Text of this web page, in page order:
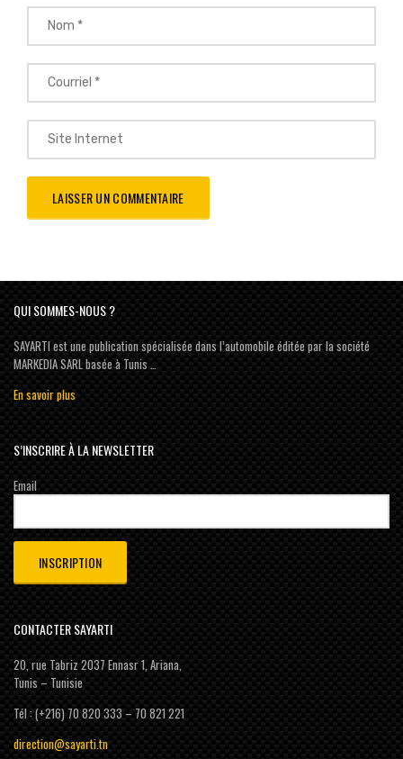
QUI SOMMES-NOUS ?
SAYARTI est une publication spécialisée dans l’automobile éditée par la société
MARKEDIA SARL basée à Tunis …
En savoir plus
S’INSCRIRE À LA NEWSLETTER
Email
CONTACTER SAYARTI
20, rue Tabriz 2037 Ennasr 1, Ariana,
Tunis – Tunisie
Tél : (+216) 70 820 333 – 70 821 221
direction@sayarti.tn